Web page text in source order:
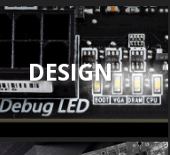
DESIGN